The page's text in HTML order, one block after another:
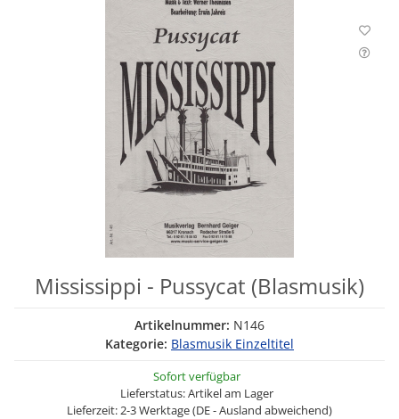
Mississippi - Pussycat (Blasmusik)
Artikelnummer: N146
Kategorie: Blasmusik Einzeltitel
Sofort verfügbar
Lieferstatus: Artikel am Lager
Lieferzeit: 2-3 Werktage (DE - Ausland abweichend)